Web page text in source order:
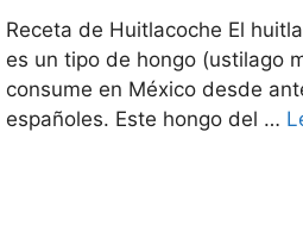
Receta de Huitlacoche El
es un tipo de hongo (ustilago
consume en México desde
españoles. Este hongo del …